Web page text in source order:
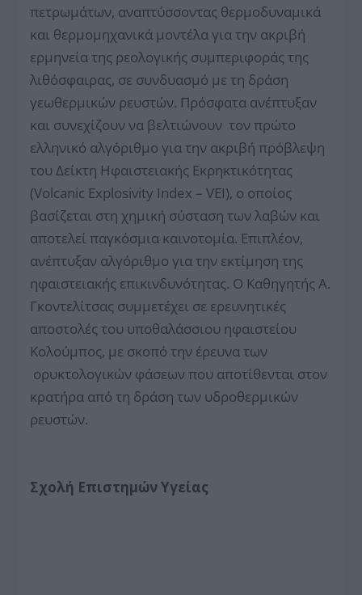
πετρωμάτων, αναπτύσσοντας θερμοδυναμικά
και θερμομηχανικά μοντέλα για την ακριβή
ερμηνεία της ρεολογικής συμπεριφοράς της
λιθόσφαιρας, σε συνδυασμό με τη δράση
γεωθερμικών ρευστών. Πρόσφατα ανέπτυξαν
και συνεχίζουν να βελτιώνουν τον πρώτο
ελληνικό αλγόριθμο για την ακριβή πρόβλεψη
του Δείκτη Ηφαιστειακής Εκρηκτικότητας
(Volcanic Explosivity Index – VEI), ο οποίος
βασίζεται στη χημική σύσταση των λαβών και
αποτελεί παγκόσμια καινοτομία. Επιπλέον,
ανέπτυξαν αλγόριθμο για την εκτίμηση της
ηφαιστειακής επικινδυνότητας. Ο Καθηγητής Α.
Γκοντελίτσας συμμετέχει σε ερευνητικές
αποστολές του υποθαλάσσιου ηφαιστείου
Κολούμπος, με σκοπό την έρευνα των
ορυκτολογικών φάσεων που αποτίθενται στον
κρατήρα από τη δράση των υδροθερμικών
ρευστών.
Σχολή Επιστημών Υγείας